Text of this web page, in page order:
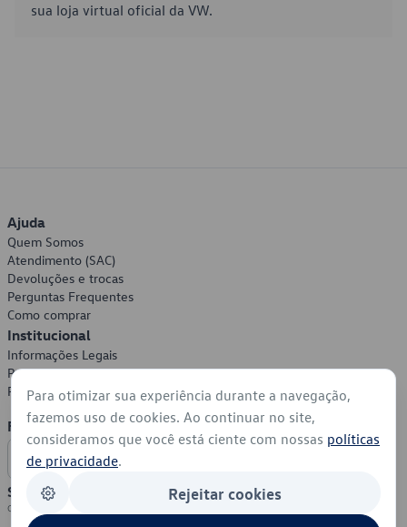
sua loja virtual oficial da VW.
Ajuda
Quem Somos
Atendimento (SAC)
Devoluções e trocas
Perguntas Frequentes
Como comprar
Institucional
Informações Legais
Política de Privacidade
Política de Cookies
Formas de Pagamento
Segurança
Para otimizar sua experiência durante a navegação,
fazemos uso de cookies. Ao continuar no site,
consideramos que você está ciente com nossas políticas
de privacidade.
Rejeitar cookies